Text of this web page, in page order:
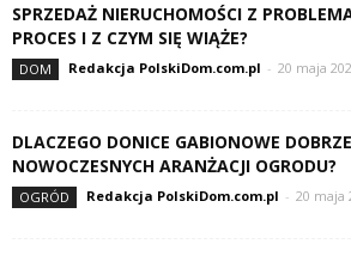
SPRZEDAŻ NIERUCHOMOŚCI Z
PROCES I Z CZYM SIĘ WIĄŻE?
DOM Redakcja PolskiDom.com.pl - 20 maja
DLACZEGO DONICE GABIONOWE
NOWOCZESNYCH ARANŻACJI OGRODU?
OGRÓD Redakcja PolskiDom.com.pl - 20 maja